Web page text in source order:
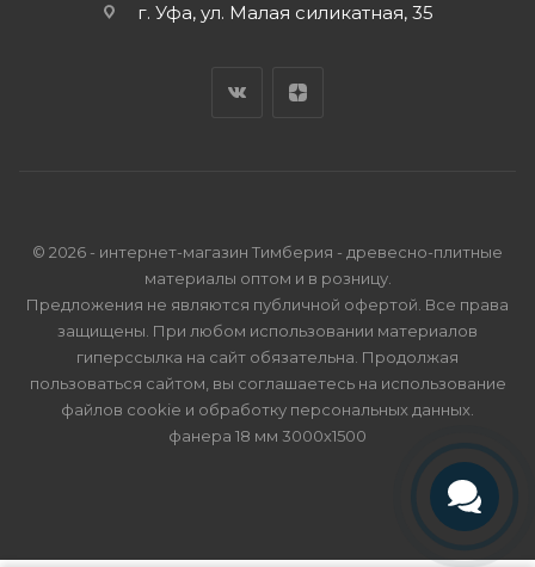
г. Уфа, ул. Малая силикатная, 35
© 2026 - интернет-магазин Тимберия - древесно-плитные
материалы оптом и в розницу.
Предложения не являются публичной офертой. Все права
защищены. При любом использовании материалов
гиперссылка на сайт обязательна. Продолжая
пользоваться сайтом, вы соглашаетесь на использование
файлов cookie и обработку персональных данных
фанера 18 мм 3000х1500